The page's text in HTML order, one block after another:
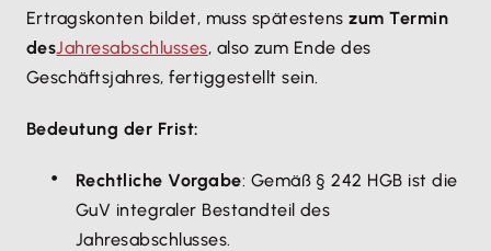
Ertragskonten bildet, muss spätestenszum Termin
desJahresabschlusses, also zum Ende des
Geschäftsjahres, fertiggestellt sein.
Bedeutung der Frist:
Rechtliche Vorgabe: Gemäß § 242 HGB ist die
GuV integraler Bestandteil des
Jahresabschlusses.